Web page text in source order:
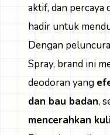
aktif, dan
hadir untuk
Dengan
Spray, brand ini
deodoran yang
dan bau badan,
mencerahkan